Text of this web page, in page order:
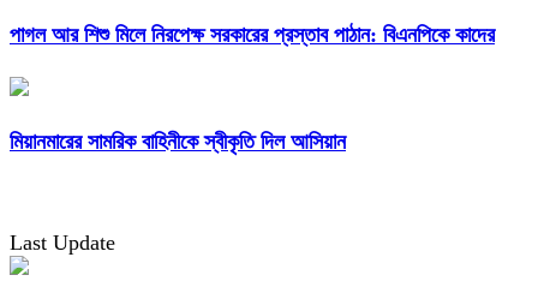
পাগল আর শিশু মিলে নিরপেক্ষ সরকারের প্রস্তাব পাঠান: বিএনপিকে কাদের
মিয়ানমারের সামরিক বাহিনীকে স্বীকৃতি দিল আসিয়ান
Last Update